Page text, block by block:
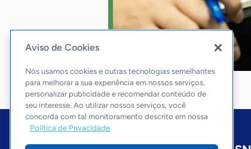
Aviso de Cookies
Nós usamos cookies e outras tecnologias semelhantes
para melhorar a sua experiência em nossos serviços,
personalizar publicidade e recomendar conteúdo de
seu interesse. Ao utilizar nossos serviços, você
concorda com tal monitoramento descrito em nossa
Política de Privacidade